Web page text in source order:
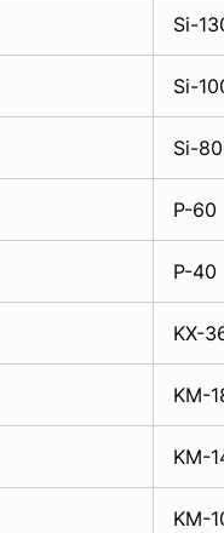
Si-
Si-
Si-80
P-60
P-40
KX-
KM-
KM-
KM-